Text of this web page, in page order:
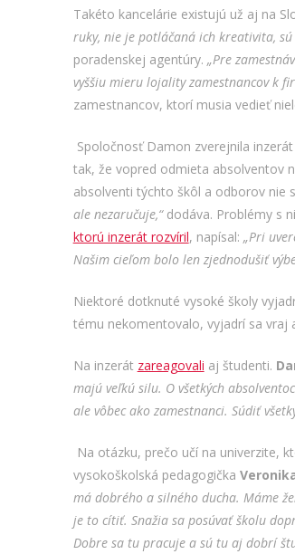
Takéto kancelárie existujú už aj na
ruky, nie je potláčaná ich kreativita,
poradenskej agentúry. „Pre
vyššiu mieru lojality zamestnancov k
zamestnancov, ktorí musia vedieť
Spoločnosť Damon zverejnila
tak, že vopred odmieta absolventov
absolventi týchto škôl a odborov nie
ale nezaručuje,“dodáva. Problémy s
ktorú inzerát rozvíril, napísal: „Pri
Našim cieľom bolo len zjednodušiť
Niektoré dotknuté vysoké školy
tému nekomentovalo, vyjadrí sa vraj
Na inzerát zareagovali aj študenti.
majú veľkú silu. O všetkých
ale vôbec ako zamestnanci. Súdiť
Na otázku, prečo učí na univerzite,
vysokoškolská pedagogička
má dobrého a silného ducha. Máme
je to cítiť. Snažia sa posúvať školu
Dobre sa tu pracuje a sú tu aj dobrí